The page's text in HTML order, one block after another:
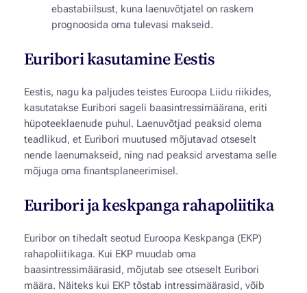
ebastabiilsust, kuna laenuvõtjatel on raskem
prognoosida oma tulevasi makseid.
Euribori kasutamine Eestis
Eestis, nagu ka paljudes teistes Euroopa Liidu riikides,
kasutatakse Euribori sageli baasintressimäärana, eriti
hüpoteeklaenude puhul. Laenuvõtjad peaksid olema
teadlikud, et Euribori muutused mõjutavad otseselt
nende laenumakseid, ning nad peaksid arvestama selle
mõjuga oma finantsplaneerimisel.
Euribori ja keskpanga rahapoliitika
Euribor on tihedalt seotud Euroopa Keskpanga (EKP)
rahapoliitikaga. Kui EKP muudab oma
baasintressimäärasid, mõjutab see otseselt Euribori
määra. Näiteks kui EKP tõstab intressimäärasid, võib